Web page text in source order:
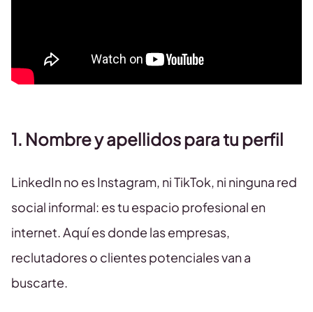
1. Nombre y apellidos para tu perfil
LinkedIn no es Instagram, ni TikTok, ni ninguna red
social informal: es tu espacio profesional en
internet. Aquí es donde las empresas,
reclutadores o clientes potenciales van a
buscarte.